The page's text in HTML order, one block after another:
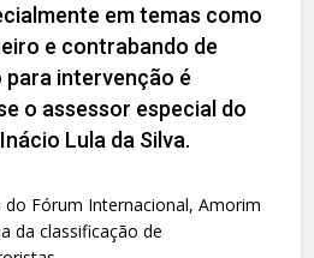
em temas como
e contrabando de
intervenção é
o assessor especial do
Lula da Silva.
Fórum Internacional, Amorim
da classificação de